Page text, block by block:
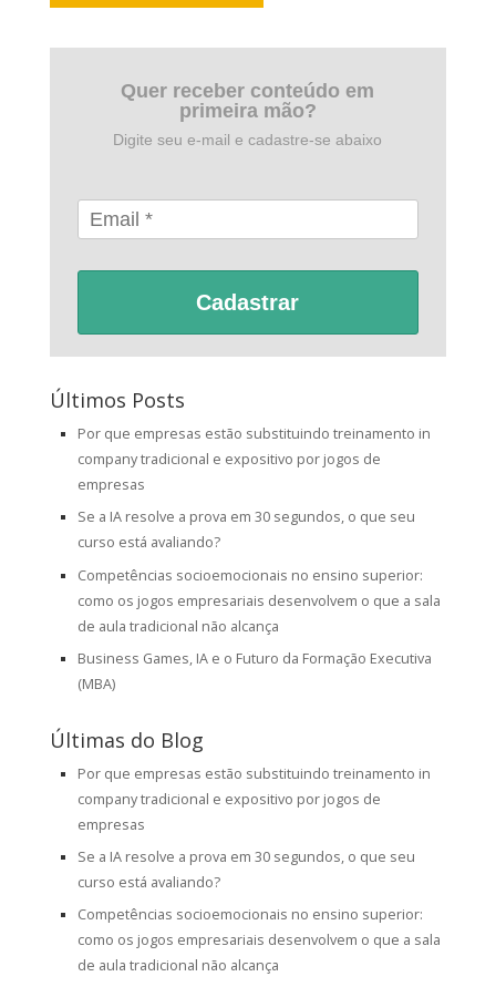
Quer receber conteúdo em
primeira mão?
Digite seu e-mail e cadastre-se abaixo
Cadastrar
Últimos Posts
Por que empresas estão substituindo treinamento in
company tradicional e expositivo por jogos de
empresas
Se a IA resolve a prova em 30 segundos, o que seu
curso está avaliando?
Competências socioemocionais no ensino superior:
como os jogos empresariais desenvolvem o que a sala
de aula tradicional não alcança
Business Games, IA e o Futuro da Formação Executiva
(MBA)
Últimas do Blog
Por que empresas estão substituindo treinamento in
company tradicional e expositivo por jogos de
empresas
Se a IA resolve a prova em 30 segundos, o que seu
curso está avaliando?
Competências socioemocionais no ensino superior:
como os jogos empresariais desenvolvem o que a sala
de aula tradicional não alcança